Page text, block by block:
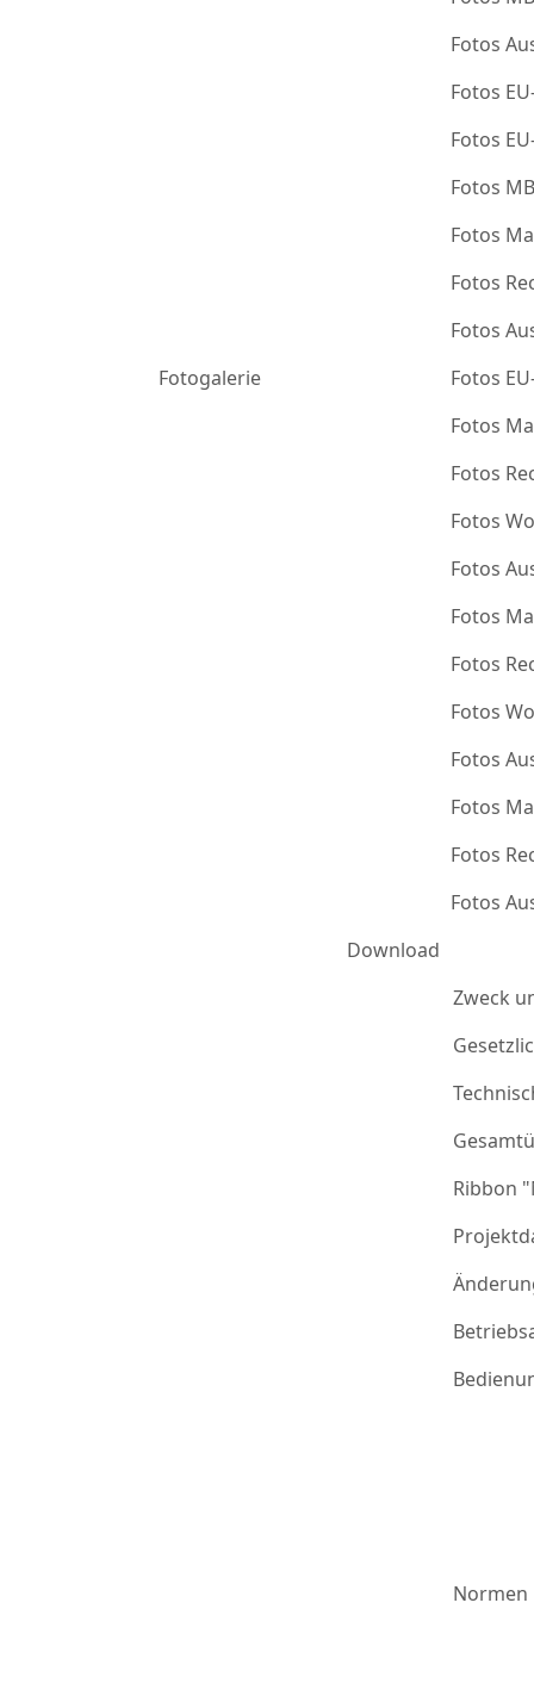
Fotogalerie
Fotos
Fotos
Fotos
Fotos
Fotos
Fotos
Fotos
Fotos
Fotos
Fotos
Fotos
Fotos
Fotos
Fotos
Fotos
Fotos
Fotos
Fotos
Fotos
Download
Zweck
Ribbon
Normen